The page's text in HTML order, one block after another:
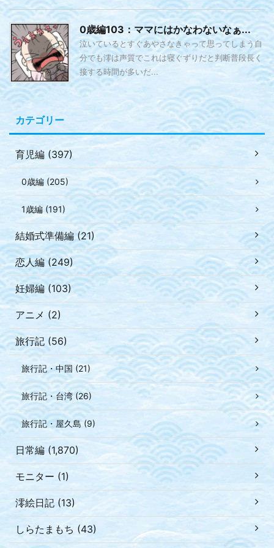
0歳編103：ママにはかなわないなぁ...
泣いているとすぐあやさなきゃって思ってしまう自
分でも澪は声質でこれは寝ぐずりだと判断普段長く
接する時間が多いだ...
カテゴリー
育児編 (397)
0歳編 (205)
1歳編 (191)
結婚式準備編 (21)
恋人編 (249)
妊婦編 (103)
アニメ (2)
旅行記 (56)
旅行記・中国 (21)
旅行記・台湾 (26)
旅行記・屋久島 (9)
日常編 (1,870)
モニター (1)
澪絵日記 (13)
しらたまもち (43)